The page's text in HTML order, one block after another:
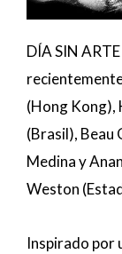
DÍA SIN
(Hong Kong),
(Brasil), Beau
Medina y
Weston
Inspirado por